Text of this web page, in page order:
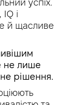
успіх.
і
й щасливе
не лише
рішення.